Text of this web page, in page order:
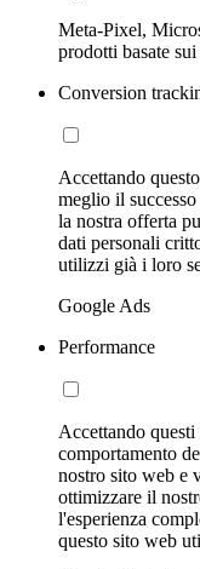
Meta-Pixel,
prodotti basate
Conversion
Accettando
meglio il
la nostra offerta
dati personali
utilizzi già i loro
Google Ads
Performance
Accettando
comportamento
nostro sito web e
ottimizzare il
l'esperienza
questo sito web